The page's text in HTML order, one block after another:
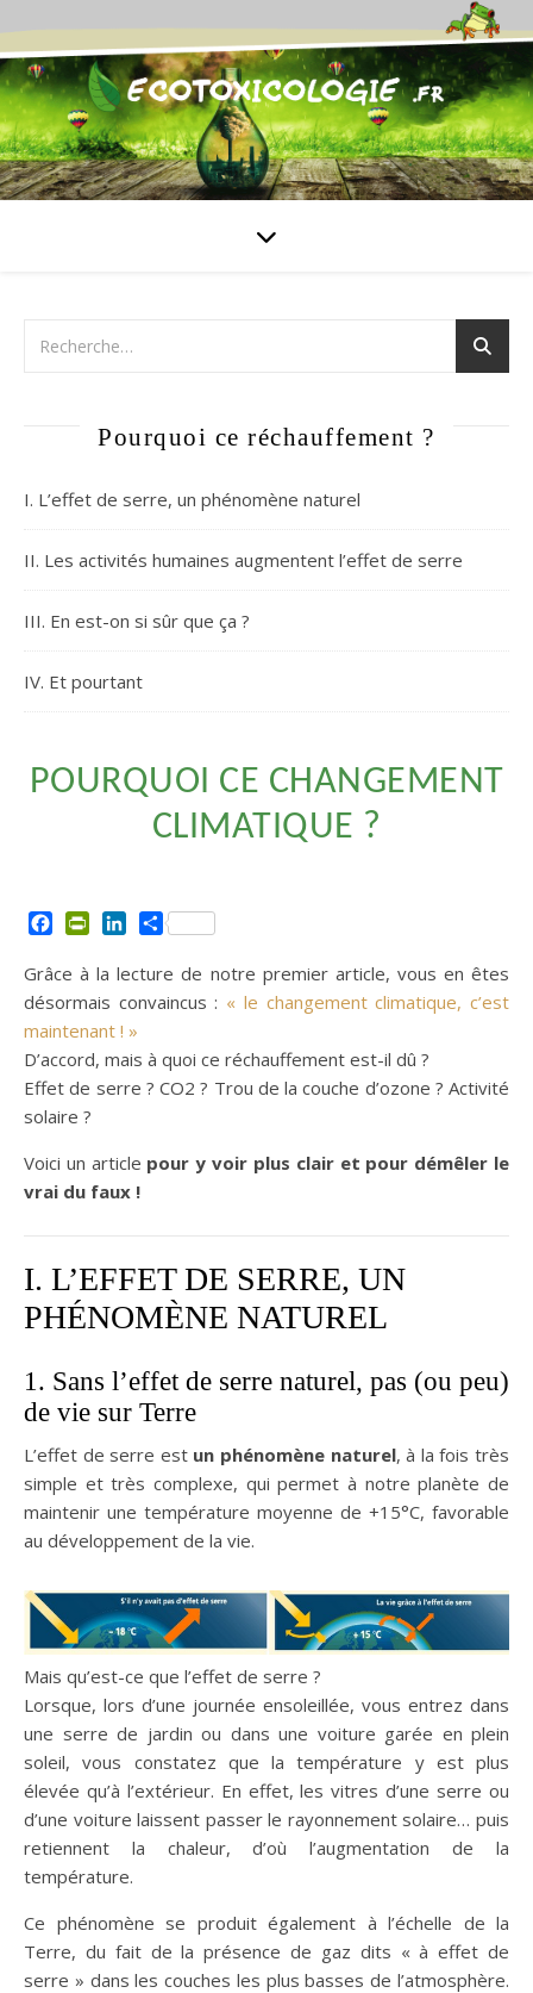
Pourquoi ce réchauffement ?
I. L’effet de serre, un phénomène naturel
II. Les activités humaines augmentent l’effet de serre
III. En est-on si sûr que ça ?
IV. Et pourtant
POURQUOI CE CHANGEMENT
CLIMATIQUE ?
FacebookPrintFriendly
LinkedInPartager
Grâce à la lecture de notre premier article, vous en êtes
désormais convaincus : « le changement climatique, c’est
maintenant ! »
D’accord, mais à quoi ce réchauffement est-il dû ?
Effet de serre ? CO2 ? Trou de la couche d’ozone ? Activité
solaire ?
Voici un article pour y voir plus clair et pour démêler le
vrai du faux !
I. L’EFFET DE SERRE, UN
PHÉNOMÈNE NATUREL
1. Sans l’effet de serre naturel, pas (ou peu)
de vie sur Terre
L’effet de serre est un phénomène naturel, à la fois très
simple et très complexe, qui permet à notre planète de
maintenir une température moyenne de +15°C, favorable
au développement de la vie.
Mais qu’est-ce que l’effet de serre ?
Lorsque, lors d’une journée ensoleillée, vous entrez dans
une serre de jardin ou dans une voiture garée en plein
soleil, vous constatez que la température y est plus
élevée qu’à l’extérieur. En effet, les vitres d’une serre ou
d’une voiture laissent passer le rayonnement solaire… puis
retiennent la chaleur, d’où l’augmentation de la
température.
Ce phénomène se produit également à l’échelle de la
Terre, du fait de la présence de gaz dits « à effet de
serre » dans les couches les plus basses de l’atmosphère.